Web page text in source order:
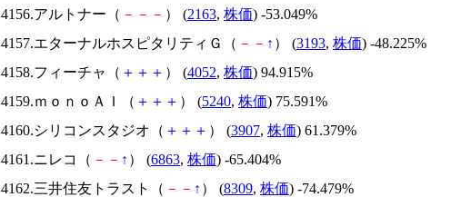
4156.アルトナー（ － － － ） (2163, 株価) -53.049%
4157.エターナルホスピタリティＧ（ － － ↑ ） (3193, 株価) -48.225%
4158.フィーチャ（ ＋ ＋ ＋ ） (4052, 株価) 94.915%
4159.ｍｏｎｏＡＩ（ ＋ ＋ ＋ ） (5240, 株価) 75.591%
4160.シリコンスタジオ（ ＋ ＋ ＋ ） (3907, 株価) 61.379%
4161.ニレコ（ － － ↑ ） (6863, 株価) -65.404%
4162.三井住友トラスト（ － － ↑ ） (8309, 株価) -74.479%